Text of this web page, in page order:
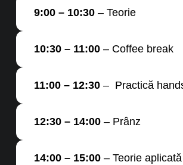
9:00 – 10:30– Teorie
10:30 – 11:00– Coffee break
11:00 – 12:30– Practică
12:30 – 14:00– Prânz
14:00 – 15:00– Teorie aplicată